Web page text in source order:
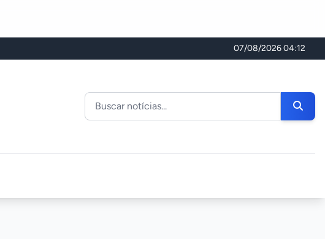
07/08/2026 04:12
Buscar noticias